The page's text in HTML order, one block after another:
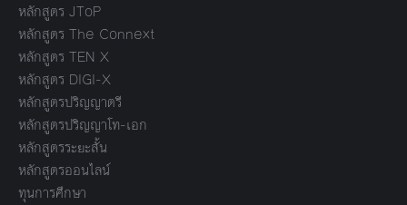
หลักสูตร JToP
หลักสูตร The Connext
หลักสูตร TEN X
หลักสูตร DIGI-X
หลักสูตรปริญญาตรี
หลักสูตรปริญญาโท-เอก
หลักสูตรระยะสั้น
หลักสูตรออนไลน์
ทุนการศึกษา